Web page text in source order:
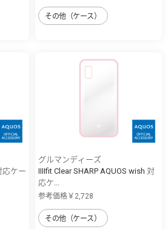
その他（ケース）
応ケー
グルマンディーズ
IIIIfit Clear SHARP AQUOS wish 対
応ケ...
参考価格￥2,728
その他（ケース）